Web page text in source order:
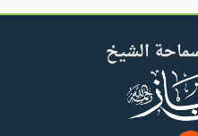
الشيخ